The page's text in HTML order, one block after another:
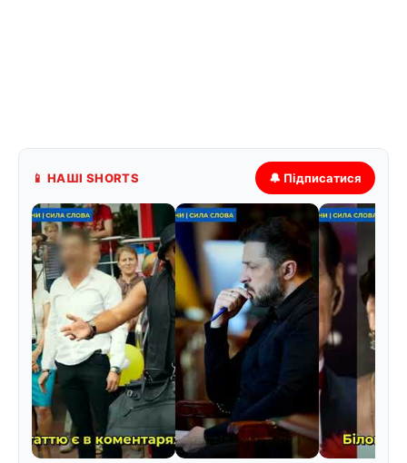
📱 НАШІ SHORTS 🔔 Підписатися